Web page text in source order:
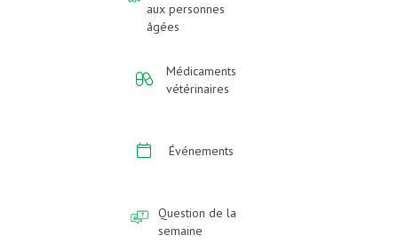
aux personnes
âgées
Médicaments
vétérinaires
Événements
Question de la
semaine